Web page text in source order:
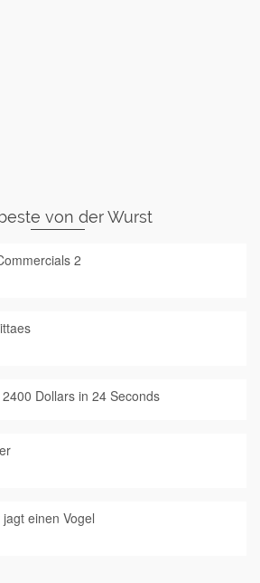
von der Wurst
2
Dollars in 24 Seconds
einen Vogel